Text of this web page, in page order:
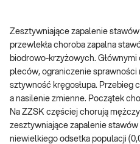
Zesztywniające zapalenie
przewlekła choroba zapalna
biodrowo-krzyżowych.
pleców, ograniczenie
sztywność kręgosłupa. Przebieg
a nasilenie zmienne. Początek
Na ZZSK częściej chorują
zesztywniające zapalenie stawów
niewielkiego odsetka populacji